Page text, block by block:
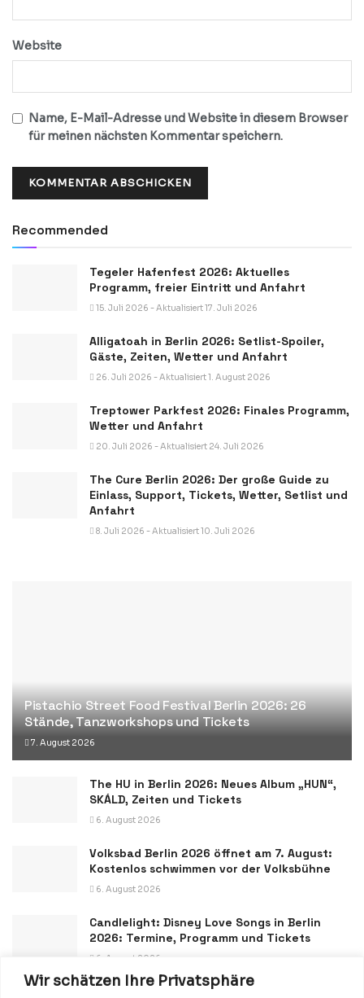
Wir schätzen Ihre Privatsphäre
Website
Name, E-Mail-Adresse und Website in diesem Browser
für meinen nächsten Kommentar speichern.
Recommended
Tegeler Hafenfest 2026: Aktuelles
Programm, freier Eintritt und Anfahrt
15. Juli 2026 - Aktualisiert 17. Juli 2026
Alligatoah in Berlin 2026: Setlist-Spoiler,
Gäste, Zeiten, Wetter und Anfahrt
26. Juli 2026 - Aktualisiert 1. August 2026
Treptower Parkfest 2026: Finales Programm,
Wetter und Anfahrt
20. Juli 2026 - Aktualisiert 24. Juli 2026
The Cure Berlin 2026: Der große Guide zu
Einlass, Support, Tickets, Wetter, Setlist und
Anfahrt
8. Juli 2026 - Aktualisiert 10. Juli 2026
Pistachio Street Food Festival Berlin 2026: 26
Stände, Tanzworkshops und Tickets
7. August 2026
The HU in Berlin 2026: Neues Album „HUN“,
SKÁLD, Zeiten und Tickets
6. August 2026
Volksbad Berlin 2026 öffnet am 7. August:
Kostenlos schwimmen vor der Volksbühne
6. August 2026
Candlelight: Disney Love Songs in Berlin
2026: Termine, Programm und Tickets
6. August 2026